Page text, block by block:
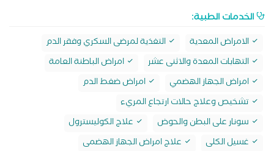
الخدمات الطبية:
الامراض المعدية
التغذية لمرضى السكري وفقر الدم
التهابات المعدة والاثنى عشر
امراض الباطنة العامة
امراض الجهاز الهضمي
امراض ضغط الدم
تشخيص وعلاج حالات ارتجاع المريء
سونار على البطن والحوض
علاج الكوليسترول
غسيل الكلى
علاج امراض الجهاز الهضمى